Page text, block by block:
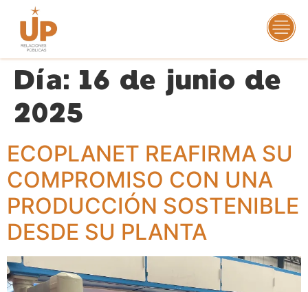
Día: 16 de junio de
2025
ECOPLANET REAFIRMA SU
COMPROMISO CON UNA
PRODUCCIÓN SOSTENIBLE
DESDE SU PLANTA